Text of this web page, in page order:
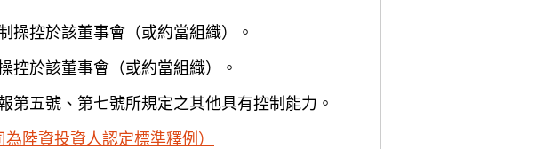
操控於該董事會（或約當組織）。
控於該董事會（或約當組織）。
五號、第七號所規定之其他具有控制能力。
陸資投資人認定標準釋例）